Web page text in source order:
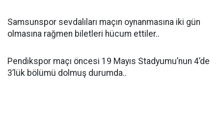
Samsunspor sevdalıları maçın oynanmasına iki gün
olmasına rağmen biletleri hücum ettiler..
Pendikspor maçı öncesi 19 Mayıs Stadyumu’nun 4’de
3’lük bölümü dolmuş durumda..